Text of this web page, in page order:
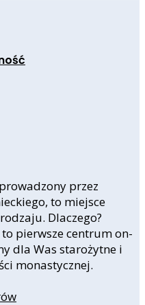
przez
to miejsce
Dlaczego?
pierwsze centrum on-
dla Was starożytne i
monastycznej.